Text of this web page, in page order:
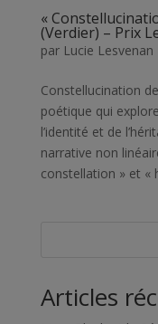
«
(Verdier) – Prix
par Lucie Lesvenan
Constellucination
poétique qui
l’identité et de
narrative non
constellation » et «
Articles